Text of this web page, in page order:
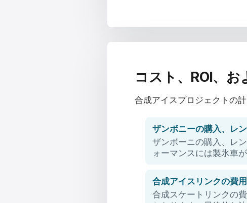
コスト、ROI、お
合成アイスプロジェクトの
ザンボニーの購入、レ
ザンボーニの購入、レ
ォーマンスには製氷車
合成アイスリンクの費
合成スケートリンクの